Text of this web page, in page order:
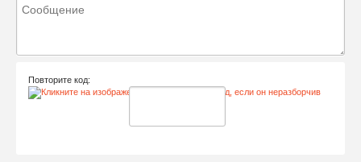
Повторите код: